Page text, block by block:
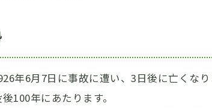
年6月7日に事故に遭い、3日後に亡くな
100年にあたります。